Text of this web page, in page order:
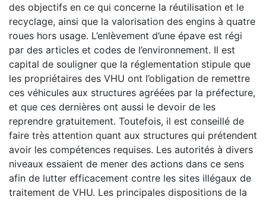
des objectifs en ce qui concerne la réutilisation et le
recyclage, ainsi que la valorisation des engins à quatre
roues hors usage. L’enlèvement d’une épave est régi
par des articles et codes de l’environnement. Il est
capital de souligner que la réglementation stipule que
les propriétaires des VHU ont l’obligation de remettre
ces véhicules aux structures agréées par la préfecture,
et que ces dernières ont aussi le devoir de les
reprendre gratuitement. Toutefois, il est conseillé de
faire très attention quant aux structures qui prétendent
avoir les compétences requises. Les autorités à divers
niveaux essaient de mener des actions dans ce sens
afin de lutter efficacement contre les sites illégaux de
traitement de VHU. Les principales dispositions de la